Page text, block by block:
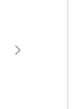
顧問工作，開始為
高大、黝黑、結
成熟穩重，有大將
入已經躋身中國城
商務會議，或是與
迪轎車上下學。由
請到美國參加為期